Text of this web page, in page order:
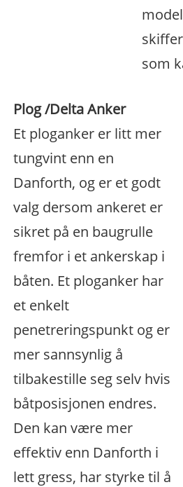
som
Plog /Delta Anker
Et ploganker er litt mer
tungvint enn en
Danforth, og er et godt
valg dersom ankeret er
sikret på en baugrulle
fremfor i et ankerskap i
båten. Et ploganker har
et enkelt
penetreringspunkt og er
mer sannsynlig å
tilbakestille seg selv hvis
båtposisjonen endres.
Den kan være mer
effektiv enn Danforth i
lett gress, har styrke til å